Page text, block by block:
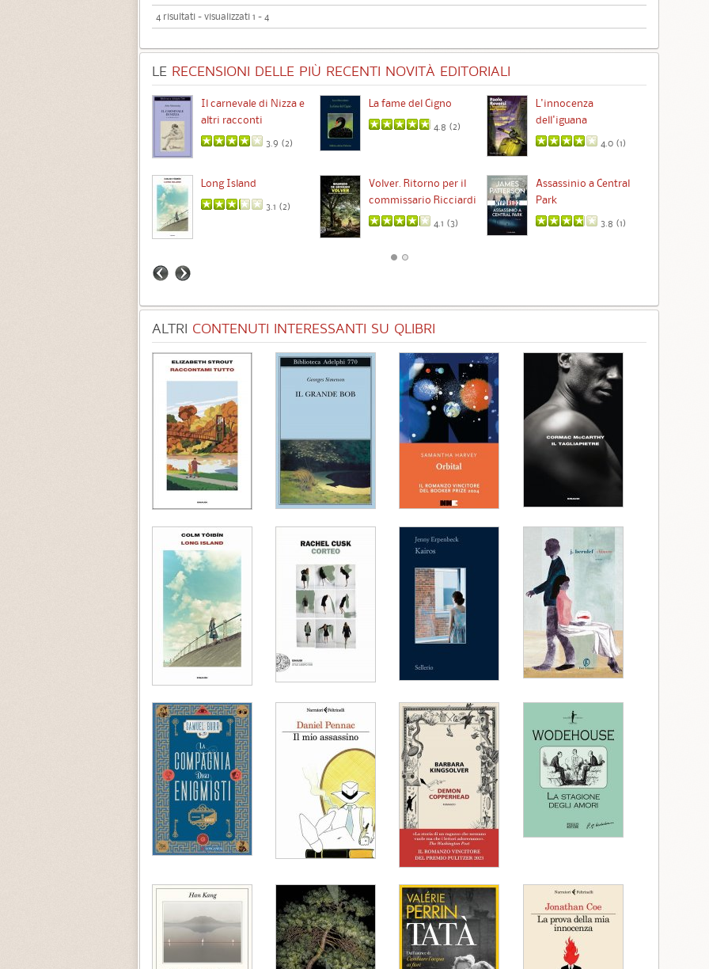
4 risultati - visualizzati 1 - 4
LE RECENSIONI DELLE PIÙ RECENTI NOVITÀ EDITORIALI
Il carnevale di Nizza e
altri racconti
3.9 (2)
La fame del Cigno
4.8 (2)
L'innocenza
dell'iguana
4.0 (1)
Long Island
3.1 (2)
Volver. Ritorno per il
commissario Ricciardi
4.1 (3)
Assassinio a Central
Park
3.8 (1)
ALTRI CONTENUTI INTERESSANTI SU QLIBRI